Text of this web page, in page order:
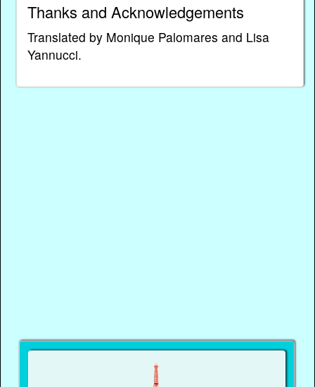
Thanks and Acknowledgements
Translated by Monique Palomares and Lisa
Yannucci.